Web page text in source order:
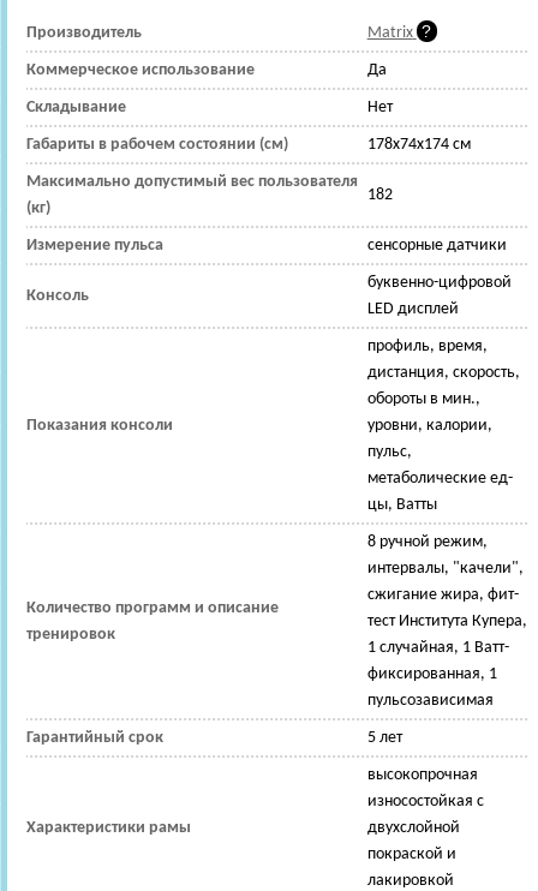
Производитель Matrix
Коммерческое использование Да
Складывание Нет
Габариты в рабочем состоянии (см) 178x74x174 см
Максимально допустимый вес пользователя
(кг)
182
Измерение пульса сенсорные датчики
Консоль
буквенно-цифровой
LED дисплей
Показания консоли
профиль, время,
дистанция, скорость,
обороты в мин.,
уровни, калории,
пульс,
метаболические ед-
цы, Ватты
Количество программ и описание
тренировок
8 ручной режим,
интервалы, "качели",
сжигание жира, фит-
тест Института Купера,
1 случайная, 1 Ватт-
фиксированная, 1
пульсозависимая
Гарантийный срок 5 лет
Характеристики рамы
высокопрочная
износостойкая с
двухслойной
покраской и
лакировкой